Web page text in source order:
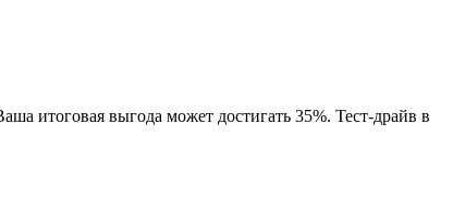
итоговая выгода может достигать 35%. Тест-драйв в